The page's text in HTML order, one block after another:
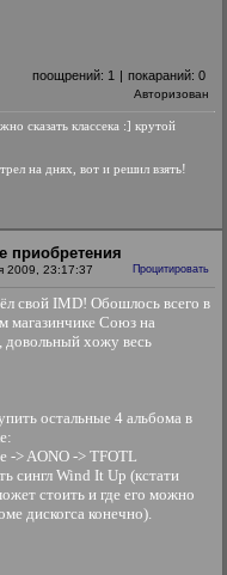
поощрений: 1 | покараний: 0
Авторизован
сказать классека :] крутой
на днях, вот и решил взять!
приобретения
2009, 23:17:37 Процитировать
свой IMD! Обошлось всего в
магазинчике Союз на
довольный хожу весь
остальные 4 альбома в
-> AONO -> TFOTL
сингл Wind It Up (кстати
стоить и где его можно
дискогса конечно).